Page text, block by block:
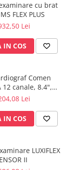
cu brat
FLEX PLUS
Lei
IN COS
Comen
12 canale, 8.4",
Touch screen,
Lei
IN COS
LUXIFLEX
II